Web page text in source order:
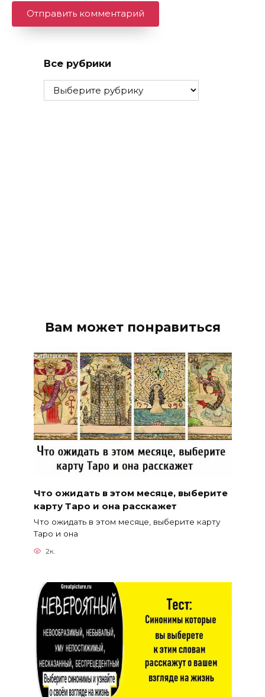
Все рубрики
Все
рубрики
Вам может понравиться
Что ожидать в этом месяце, выберите
карту Таро и она расскажет
Что ожидать в этом месяце, выберите карту
Таро и она
2к.